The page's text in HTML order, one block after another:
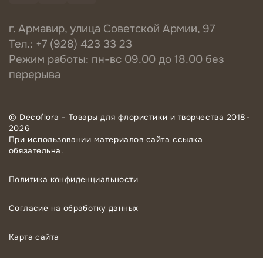
г. Армавир, улица Советской Армии, 97
Тел.: +7 (928) 423 33 23
Режим работы: пн-вс 09.00 до 18.00 без
перерыва
© Decoflora - Товары для флористики и творчества 2018-
2026
При использовании материалов сайта ссылка
обязательна.
Политика конфиденциальности
Согласие на обработку данных
Карта сайта